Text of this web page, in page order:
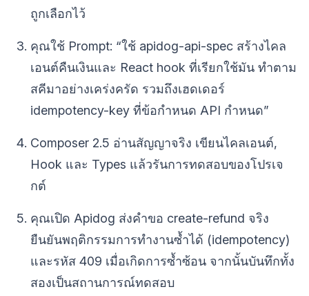
ถูกเลือกไว้
คุณใช้ Prompt: “ใช้ apidog-api-spec สร้างไคล
เอนต์คืนเงินและ React hook ที่เรียกใช้มัน ทำตาม
สคีมาอย่างเคร่งครัด รวมถึงเฮดเดอร์
idempotency-key ที่ข้อกำหนด API กำหนด”
Composer 2.5 อ่านสัญญาจริง เขียนไคลเอนต์,
Hook และ Types แล้วรันการทดสอบของโปรเจ
กต์
คุณเปิด Apidog ส่งคำขอ create-refund จริง
ยืนยันพฤติกรรมการทำงานซ้ำได้ (idempotency)
และรหัส 409 เมื่อเกิดการซ้ำซ้อน จากนั้นบันทึกทั้ง
สองเป็นสถานการณ์ทดสอบ